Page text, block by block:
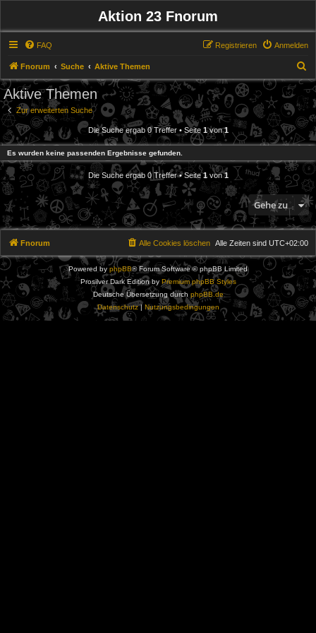
Aktion 23 Fnorum
FAQ Anmelden
Registrieren
Fnorum Suche Aktive Themen
u
h
e
Aktive Themen
Zur erweiterten Suche
Die Suche ergab 0 Treffer • Seite 1von1
Es wurden keine passenden Ergebnisse gefunden.
Die Suche ergab 0 Treffer • Seite1von1
Gehe zu
Fnorum Alle Zeiten sind UTC+02:00
Alle Cookies löschen
Powered by phpBB® Forum Software © phpBB Limited
Prosilver Dark Edition by Premium phpBB Styles
Deutsche Übersetzung durch phpBB.de
Datenschutz| Nutzungsbedingungen